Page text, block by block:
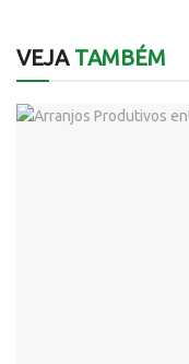
VEJATAMBÉM